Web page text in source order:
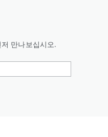
만나보십시오.